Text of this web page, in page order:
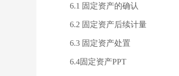
6.1 固定资产的确认
6.2 固定资产后续计量
6.3 固定资产处置
6.4固定资产PPT